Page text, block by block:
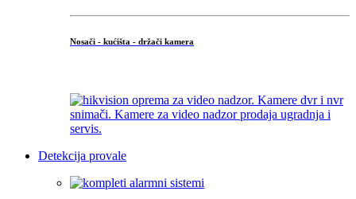
Nosači - kućišta - držači kamera
Detekcija provale